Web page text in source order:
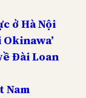
ở Hà Nội
Đài Loan
Nam